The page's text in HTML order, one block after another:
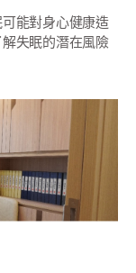
能對身心健康造
失眠的潛在風險